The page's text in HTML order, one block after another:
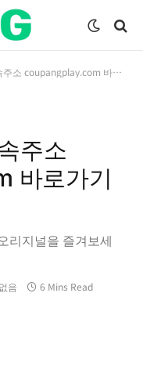
바로가기 및 이용 안내
주소
바로가기
리지널을 즐겨보세
음 6 Mins Read